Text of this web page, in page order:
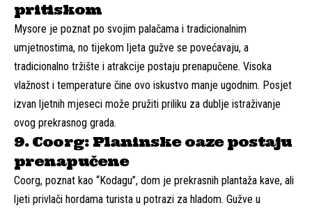
pritiskom
Mysore je poznat po svojim palačama i tradicionalnim
umjetnostima, no tijekom ljeta gužve se povećavaju, a
tradicionalno tržište i atrakcije postaju prenapučene. Visoka
vlažnost i temperature čine ovo iskustvo manje ugodnim. Posjet
izvan ljetnih mjeseci može pružiti priliku za dublje istraživanje
ovog prekrasnog grada.
9. Coorg: Planinske oaze postaju
prenapučene
Coorg, poznat kao “Kodagu”, dom je prekrasnih plantaža kave, ali
ljeti privlači hordama turista u potrazi za hladom. Gužve u